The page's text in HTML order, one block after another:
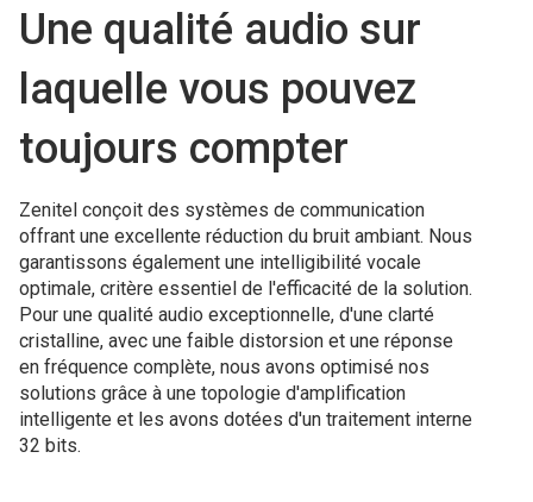
Une qualité audio sur
laquelle vous pouvez
toujours compter
Zenitel conçoit des systèmes de communication
offrant une excellente réduction du bruit ambiant. Nous
garantissons également une intelligibilité vocale
optimale, critère essentiel de l'efficacité de la solution.
Pour une qualité audio exceptionnelle, d'une clarté
cristalline, avec une faible distorsion et une réponse
en fréquence complète, nous avons optimisé nos
solutions grâce à une topologie d'amplification
intelligente et les avons dotées d'un traitement interne
32 bits.